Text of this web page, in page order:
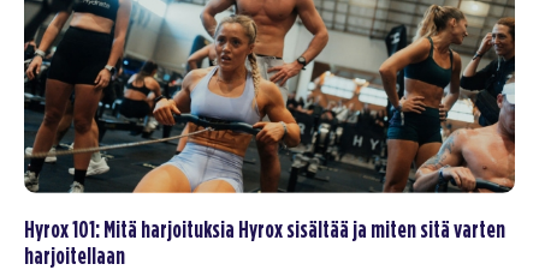
Hyrox 101: Mitä harjoituksia Hyrox sisältää ja miten sitä varten
harjoitellaan